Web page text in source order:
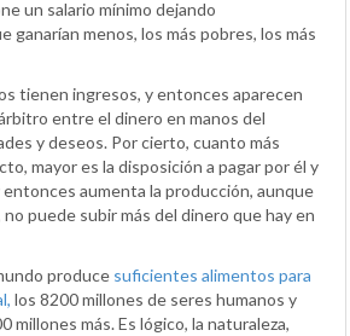
un salario mínimo dejando
ganarían menos, los más pobres, los más
tienen ingresos, y entonces aparecen
entre el dinero en manos del
y deseos. Por cierto, cuanto más
mayor es la disposición a pagar por él y
aumenta la producción, aunque
puede subir más del dinero que hay en
produce suficientes alimentos para
los 8200 millones de seres humanos y
millones más. Es lógico, la naturaleza,